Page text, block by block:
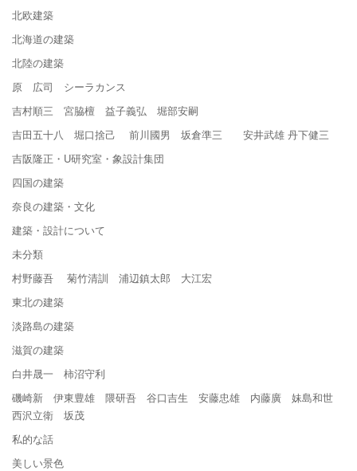
北欧建築
北海道の建築
北陸の建築
原 広司 シーラカンス
吉村順三 宮脇檀 益子義弘 堀部安嗣
吉田五十八 堀口捨己 前川國男 坂倉準三 安井武雄 丹下健三
吉阪隆正・U研究室・象設計集団
四国の建築
奈良の建築・文化
建築・設計について
未分類
村野藤吾 菊竹清訓 浦辺鎮太郎 大江宏
東北の建築
淡路島の建築
滋賀の建築
白井晟一 柿沼守利
磯崎新 伊東豊雄 隈研吾 谷口吉生 安藤忠雄 内藤廣 妹島和世
西沢立衛 坂茂
私的な話
美しい景色